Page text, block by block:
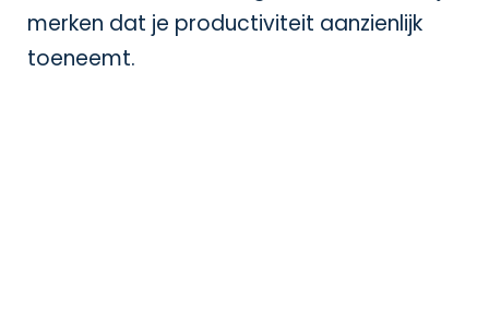
merken dat je productiviteit aanzienlijk
toeneemt.